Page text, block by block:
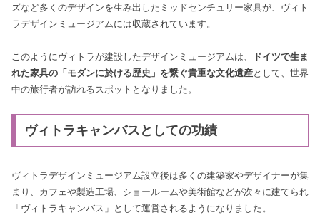
ズなど多くのデザインを生み出したミッドセンチュリー家具が、ヴィト
ラデザインミュージアムには収蔵されています。
このようにヴィトラが建設したデザインミュージアムは、
ドイツで生ま
れた家具の「モダンに於ける歴史」を繋ぐ貴重な文化遺産として、世界
中の旅行者が訪れるスポットとなりました。
ヴィトラキャンバスとしての功績
ヴィトラデザインミュージアム設立後は多くの建築家やデザイナーが集
まり、カフェや製造工場、ショールームや美術館などが次々に建てられ
「ヴィトラキャンバス」として運営されるようになりました。